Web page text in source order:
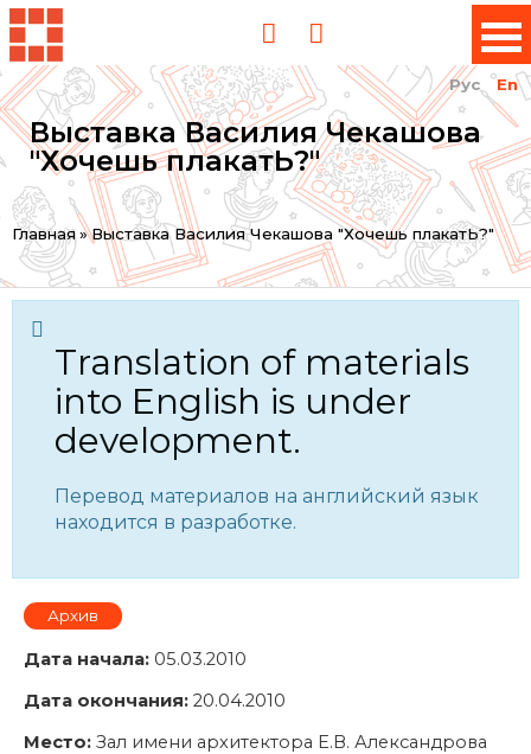
Рус En
Выставка Василия Чекашова
"Хочешь плакатЬ?"
You
are
here
Главная»Выставка Василия Чекашова "Хочешь плакатЬ?"
Translation of materials
into English is under
development.
Перевод материалов на английский язык
находится в разработке.
Архив
Дата начала: 05.03.2010
Дата окончания: 20.04.2010
Место: Зал имени архитектора Е.В. Александрова